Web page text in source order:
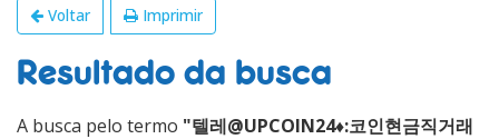
para
busca
conteúdo
Voltar Imprimir
Resultado da busca
A busca pelo termo "텔레@UPCOIN24♦:코인현금직거래